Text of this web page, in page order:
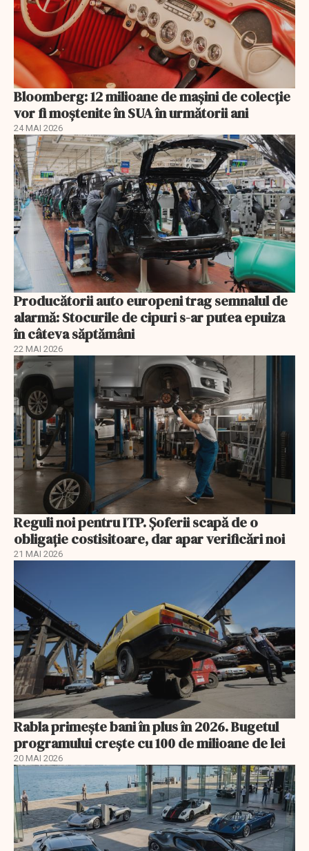
Bloomberg: 12 milioane de mașini de colecție
vor fi moștenite în SUA în următorii ani
24 MAI 2026
Producătorii auto europeni trag semnalul de
alarmă: Stocurile de cipuri s-ar putea epuiza
în câteva săptămâni
22 MAI 2026
Reguli noi pentru ITP. Șoferii scapă de o
obligație costisitoare, dar apar verificări noi
21 MAI 2026
Rabla primește bani în plus în 2026. Bugetul
programului crește cu 100 de milioane de lei
20 MAI 2026